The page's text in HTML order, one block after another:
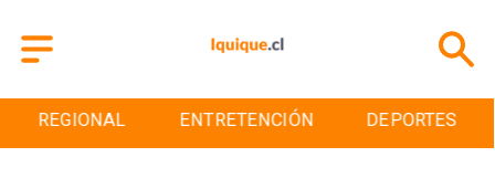
REGIONAL ENTRETENCIÓN DEPORTES